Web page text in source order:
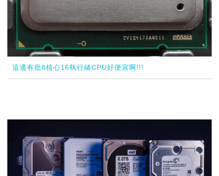
這邊有批8核心16執行緒CPU好便宜啊!!!